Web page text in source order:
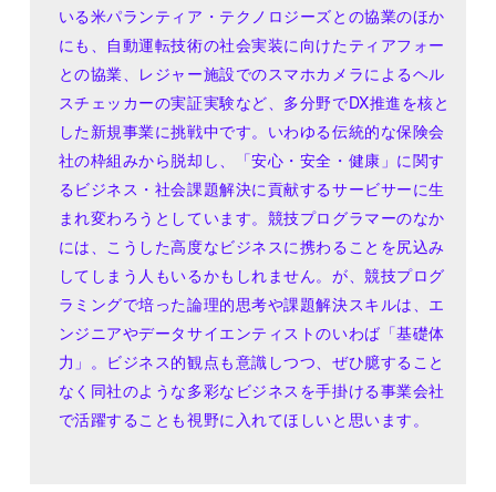
いる米パランティア・テクノロジーズとの協業のほか
にも、自動運転技術の社会実装に向けたティアフォー
との協業、レジャー施設でのスマホカメラによるヘル
スチェッカーの実証実験など、多分野でDX推進を核と
した新規事業に挑戦中です。いわゆる伝統的な保険会
社の枠組みから脱却し、「安心・安全・健康」に関す
るビジネス・社会課題解決に貢献するサービサーに生
まれ変わろうとしています。競技プログラマーのなか
には、こうした高度なビジネスに携わることを尻込み
してしまう人もいるかもしれません。が、競技プログ
ラミングで培った論理的思考や課題解決スキルは、エ
ンジニアやデータサイエンティストのいわば「基礎体
力」。ビジネス的観点も意識しつつ、ぜひ臆すること
なく同社のような多彩なビジネスを手掛ける事業会社
で活躍することも視野に入れてほしいと思います。